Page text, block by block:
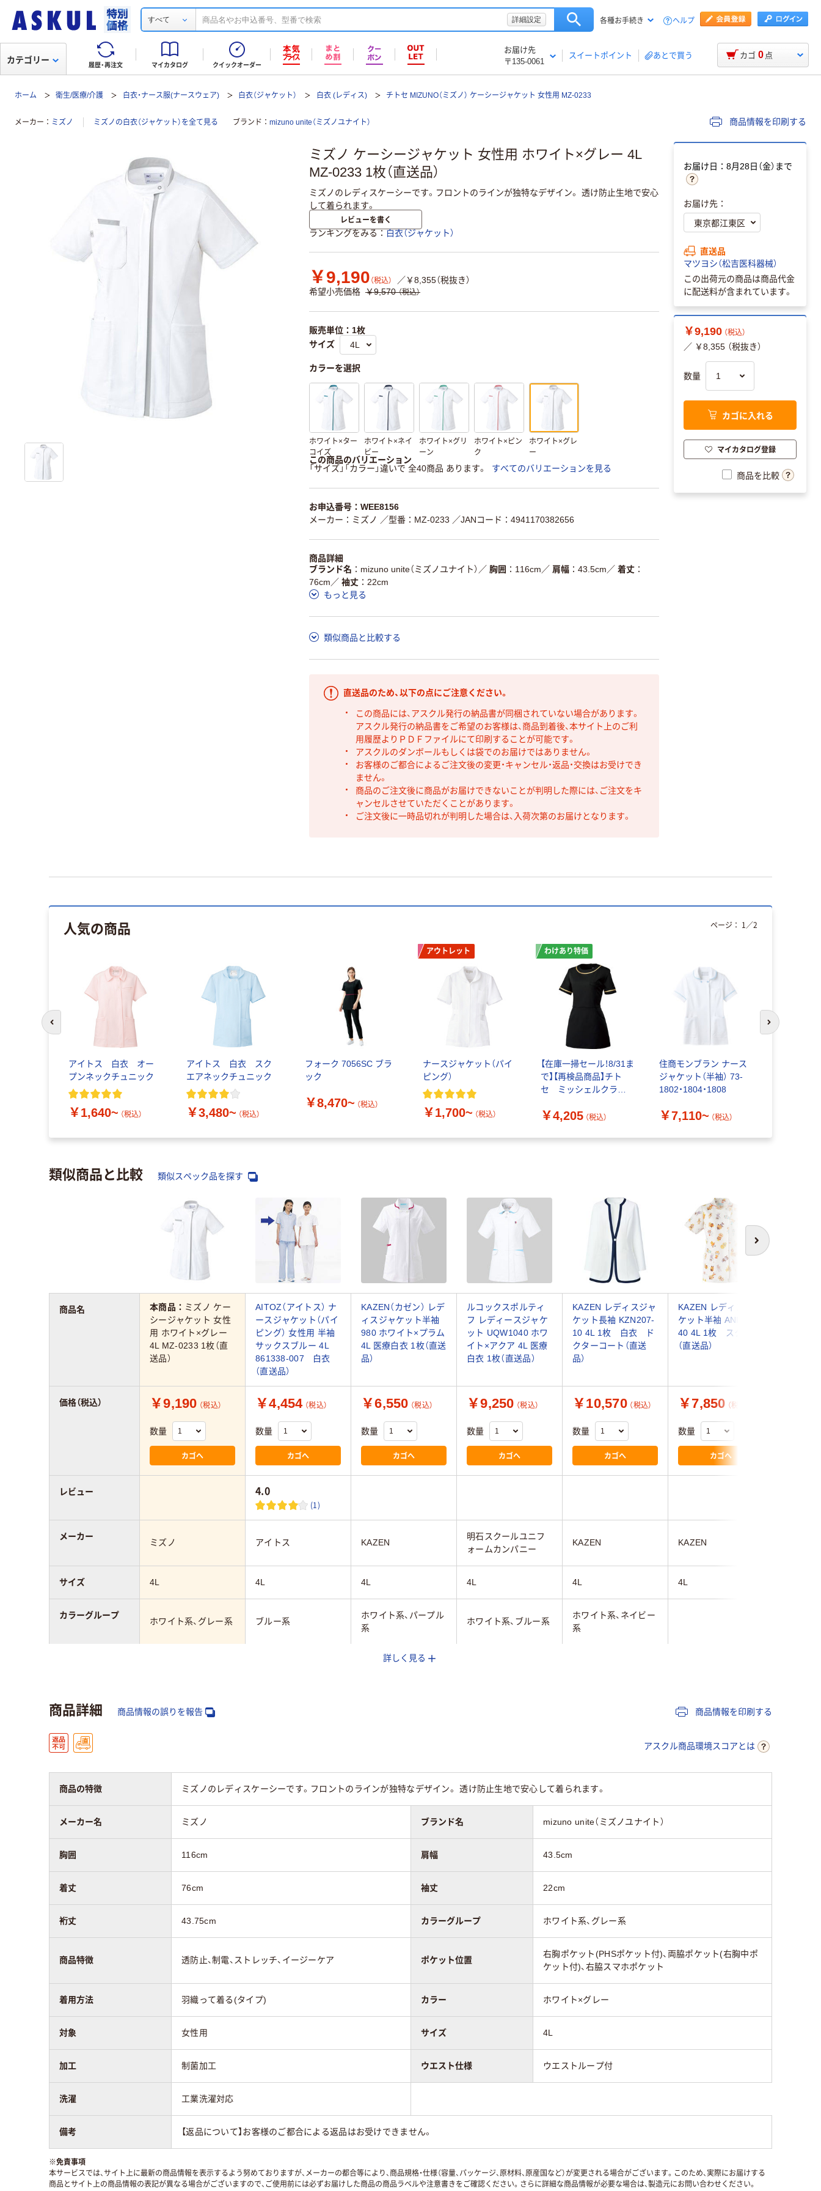
すべて 詳細設定 各種お手続き ヘルプ
履歴・再注文 マイカタログ クイックオーダー
お届け先
〒135-0061
スイートポイント あとで買う
カテゴリー カゴ 0 点
ホーム 衛生/医療/介護 白衣・ナース服(ナースウェア) 白衣（ジャケット） 白衣 (レディス) チトセ MIZUNO（ミズノ） ケーシージャケット 女性用 MZ-0233
メーカー ミズノ ミズノの白衣（ジャケット）を全て見る ブランド mizuno unite（ミズノユナイト） 商品情報を印刷する
ミズノ ケーシージャケット 女性用 ホワイト×グレー 4L
MZ-0233 1枚（直送品）
ミズノのレディスケーシーです。フロントのラインが独特なデザイン。 透け防止生地で安心
して着られます。
レビューを書く
ランキングをみる 白衣（ジャケット）
￥9,190 （税込）
／￥8,355（税抜き）
希望小売価格 ￥9,570 （税込）
販売単位：1枚
サイズ
カラーを選択
ホワイト×ター
コイズ
ホワイト×ネイ
ビー
ホワイト×グリ
ーン
ホワイト×ピン
ク
ホワイト×グレ
ー
この商品のバリエーション
「サイズ」「カラー」違いで 全40商品 あります。
すべてのバリエーションを見る
お申込番号：WEE8156
メーカー：ミズノ
／型番：MZ-0233 ／JANコード：4941170382656
商品詳細
ブランド名
mizuno unite（ミズノユナイト） ／ 胸囲 116cm ／ 肩幅 43.5cm ／ 着丈
76cm ／ 袖丈
22cm
もっと見る
類似商品と比較する
直送品のため、以下の点にご注意ください。
この商品には、アスクル発行の納品書が同梱されていない場合があります。
アスクル発行の納品書をご希望のお客様は、商品到着後、本サイト上のご利
用履歴よりＰＤＦファイルにて印刷することが可能です。
アスクルのダンボールもしくは袋でのお届けではありません。
お客様のご都合によるご注文後の変更・キャンセル・返品・交換はお受けでき
ません。
商品のご注文後に商品がお届けできないことが判明した際には、ご注文をキ
ャンセルさせていただくことがあります。
ご注文後に一時品切れが判明した場合は、入荷次第のお届けとなります。
お届け日：8月28日（金）まで
お届け先：
直送品
マツヨシ（松吉医科器械）
この出荷元の商品は商品代金
に配送料が含まれています。
￥9,190 （税込）
／ ￥8,355 （税抜き）
数量
カゴに入れる
マイカタログ登録
商品を比較
人気の商品
アイトス 白衣 オー
プンネックチュニック
￥1,640~ （税込）
アイトス 白衣 スク
エアネックチュニック
￥3,480~ （税込）
フォーク 7056SC ブラ
ック
￥8,470~ （税込）
アウトレット
ナースジャケット（パイ
ピング）
￥1,700~ （税込）
わけあり特価
【在庫一掃セール！8/31ま
で】【再検品商品】チト
セ ミッシェルクラン
ック L MK-0022 1枚（わ
￥4,205 （税込）
住商モンブラン ナース
ジャケット（半袖） 73-
1802・1804・1808
￥7,110~ （税込）
ページ： 1 ／2
前のスライドへ 次のスライド
類似商品と比較 類似スペック品を探す
次へ
本商品： ミズノ ケー
シージャケット 女性
用 ホワイト×グレー
4L MZ-0233 1枚（直
送品）
AITOZ（アイトス） ナ
ースジャケット（パイ
ピング） 女性用 半袖
サックスブルー 4L
861338-007 白衣
（直送品）
KAZEN（カゼン） レデ
ィスジャケット半袖
980 ホワイト×プラム
4L 医療白衣 1枚（直送
品）
ルコックスポルティ
フ レディースジャケ
ット UQW1040 ホワ
イト×アクア 4L 医療
白衣 1枚（直送品）
KAZEN レディスジャ
ケット長袖 KZN207-
10 4L 1枚 白衣 ド
クターコート（直送
品）
KAZEN レディスジャ
ケット半袖 ANP058-
40 4L 1枚 スクラブ
（直送品）
￥9,190 （税込）
数量
カゴへ
￥4,454 （税込）
数量
カゴへ
￥6,550 （税込）
数量
カゴへ
￥9,250 （税込）
数量
カゴへ
￥10,570 （税込）
数量
カゴへ
￥7,850 （税込）
数量
カゴへ
4.0
(1)
ミズノ アイトス KAZEN
明石スクールユニフ
ォームカンパニー
KAZEN KAZEN
4L 4L 4L 4L 4L 4L
ホワイト系、グレー系 ブルー系
ホワイト系、パープル
系
ホワイト系、ブルー系
ホワイト系、ネイビー
系
女性用
商品名
価格（税込）
レビュー
メーカー
サイズ
カラーグループ
詳しく見る
商品詳細 商品情報の誤りを報告 商品情報を印刷する
アスクル商品環境スコアとは
商品の特徴 ミズノのレディスケーシーです。フロントのラインが独特なデザイン。 透け防止生地で安心して着られます。
メーカー名 ミズノ ブランド名 mizuno unite（ミズノユナイト）
胸囲 116cm 肩幅 43.5cm
着丈 76cm 袖丈 22cm
裄丈 43.75cm カラーグループ ホワイト系、グレー系
商品特徴 透防止、制電、ストレッチ、イージーケア ポケット位置
右胸ポケット(PHSポケット付)、両脇ポケット(右胸中ポ
ケット付)、右脇スマホポケット
着用方法 羽織って着る(タイプ) カラー ホワイト×グレー
対象 女性用 サイズ 4L
加工 制菌加工 ウエスト仕様 ウエストループ付
洗濯 工業洗濯対応
備考 【返品について】お客様のご都合による返品はお受けできません。
※免責事項
本サービスでは、サイト上に最新の商品情報を表示するよう努めておりますが、メーカーの都合等により、商品規格・仕様（容量、パッケージ、原材料、原産国など）が変更される場合がございます。このため、実際にお届けする
商品とサイト上の商品情報の表記が異なる場合がございますので、ご使用前には必ずお届けした商品の商品ラベルや注意書きをご確認ください。さらに詳細な商品情報が必要な場合は、製造元にお問い合わせください。